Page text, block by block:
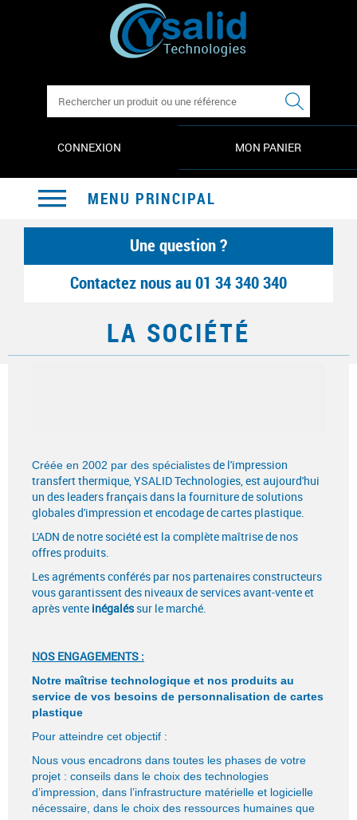
FORMULAIRE DE
RECHERCHE
CONNEXION MON PANIER
MENU PRINCIPAL
Une question ?
Contactez nous au01 34 340 340
LA SOCIÉTÉ
Créée en 2002 par des spécialistesde l'impression
transfert thermique, YSALID Technologies, est aujourd'hui
un des leaders français dans la fourniture de solutions
globales d'impression et encodage de cartes plastique.
L'ADN de notre société est la complète maîtrise de nos
offres produits.
Les agréments conférés par nos partenaires constructeurs
vous garantissent des niveaux de services avant-vente et
après vente inégaléssur le marché.
NOS ENGAGEMENTS :
Notre maîtrise technologique et nos produits au
service de vos besoins de personnalisation de cartes
plastique
Pour atteindre cet objectif :
Nous vous encadrons dans toutes les phases de votre
projet : conseils dans le choix des technologies
d’impression, dans l’infrastructure matérielle et logicielle
nécessaire, dans le choix des ressources humaines que